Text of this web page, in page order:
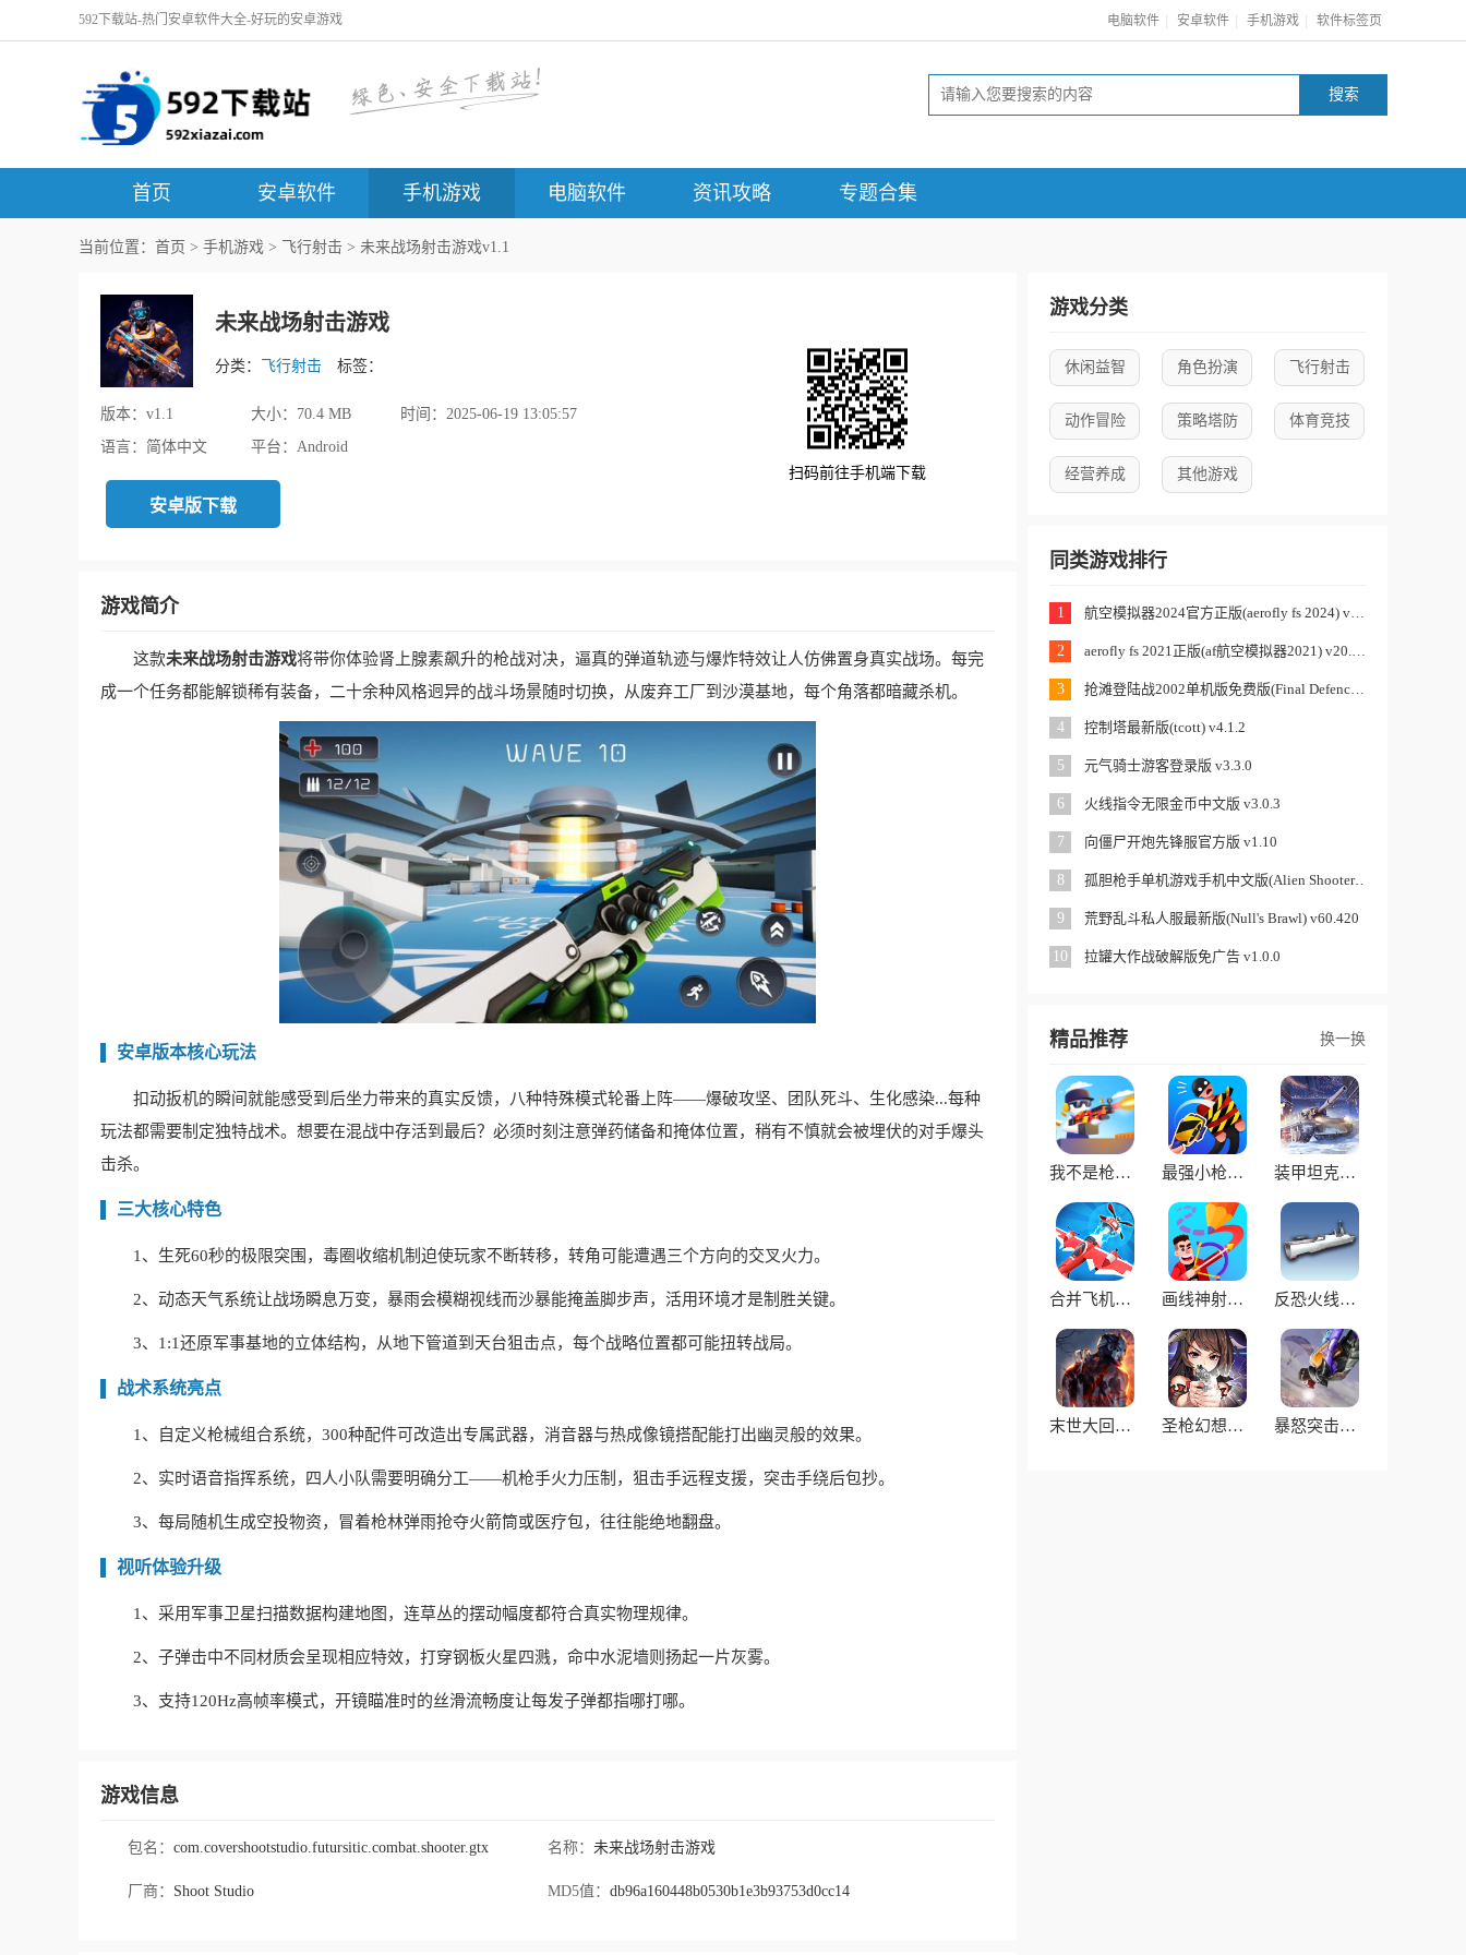
592下载站-热门安卓软件大全-好玩的安卓游戏 电脑软件 | 安卓软件 | 手机游戏 | 软件标签页
首页 安卓软件 手机游戏 电脑软件 资讯攻略 专题合集
当前位置： 首页 > 手机游戏 > 飞行射击 > 未来战场射击游戏v1.1
未来战场射击游戏
分类： 飞行射击 标签：
版本： v1.1 大小： 70.4 MB 时间： 2025-06-19 13:05:57
语言： 简体中文 平台： Android
扫码前往手机端下载
安卓版下载
游戏简介
这款未来战场射击游戏将带你体验肾上腺素飙升的枪战对决，逼真的弹道轨迹与爆炸特效让人仿佛置身真实战场。每完
成一个任务都能解锁稀有装备，二十余种风格迥异的战斗场景随时切换，从废弃工厂到沙漠基地，每个角落都暗藏杀机。
安卓版本核心玩法
扣动扳机的瞬间就能感受到后坐力带来的真实反馈，八种特殊模式轮番上阵——爆破攻坚、团队死斗、生化感染...每种
玩法都需要制定独特战术。想要在混战中存活到最后？必须时刻注意弹药储备和掩体位置，稍有不慎就会被埋伏的对手爆头
击杀。
三大核心特色
1、生死60秒的极限突围，毒圈收缩机制迫使玩家不断转移，转角可能遭遇三个方向的交叉火力。
2、动态天气系统让战场瞬息万变，暴雨会模糊视线而沙暴能掩盖脚步声，活用环境才是制胜关键。
3、1:1还原军事基地的立体结构，从地下管道到天台狙击点，每个战略位置都可能扭转战局。
战术系统亮点
1、自定义枪械组合系统，300种配件可改造出专属武器，消音器与热成像镜搭配能打出幽灵般的效果。
2、实时语音指挥系统，四人小队需要明确分工——机枪手火力压制，狙击手远程支援，突击手绕后包抄。
3、每局随机生成空投物资，冒着枪林弹雨抢夺火箭筒或医疗包，往往能绝地翻盘。
视听体验升级
1、采用军事卫星扫描数据构建地图，连草丛的摆动幅度都符合真实物理规律。
2、子弹击中不同材质会呈现相应特效，打穿钢板火星四溅，命中水泥墙则扬起一片灰雾。
3、支持120Hz高帧率模式，开镜瞄准时的丝滑流畅度让每发子弹都指哪打哪。
游戏信息
包名： com.covershootstudio.futursitic.combat.shooter.gtx 名称： 未来战场射击游戏
厂商： Shoot Studio MD5值： db96a160448b0530b1e3b93753d0cc14
游戏分类
休闲益智 角色扮演 飞行射击
动作冒险 策略塔防 体育竞技
经营养成 其他游戏
同类游戏排行
1 航空模拟器2024官方正版(aerofly fs 2024) v20.22.09.11
2 aerofly fs 2021正版(af航空模拟器2021) v20.21.19
3 抢滩登陆战2002单机版免费版(Final Defence) v1.1.1
4 控制塔最新版(tcott) v4.1.2
5 元气骑士游客登录版 v3.3.0
6 火线指令无限金币中文版 v3.0.3
7 向僵尸开炮先锋服官方版 v1.10
8 孤胆枪手单机游戏手机中文版(Alien Shooter) v1.2.5
9 荒野乱斗私人服最新版(Null's Brawl) v60.420
10 拉罐大作战破解版免广告 v1.0.0
精品推荐 换一换
我不是枪王最新版 最强小枪手最新版 装甲坦克战争模拟器
合并飞机空中竞赛游戏 画线神射手安卓版 反恐火线射击游戏最新版
末世大回炉手游 圣枪幻想官方版手游 暴怒突击战手机版